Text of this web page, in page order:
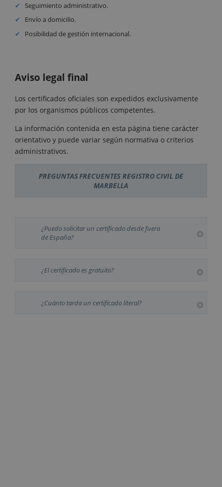
Seguimiento administrativo.
Envío a domicilio.
Posibilidad de gestión internacional.
Aviso legal final
Los certificados oficiales son expedidos exclusivamente
por los organismos públicos competentes.
La información contenida en esta página tiene carácter
orientativo y puede variar según normativa o criterios
administrativos.
PREGUNTAS FRECUENTES REGISTRO CIVIL DE
MARBELLA
¿Puedo solicitar un certificado desde fuera
de España?
¿El certificado es gratuito?
¿Cuánto tarda un certificado literal?